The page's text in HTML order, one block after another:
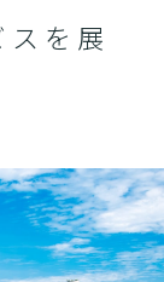
を展